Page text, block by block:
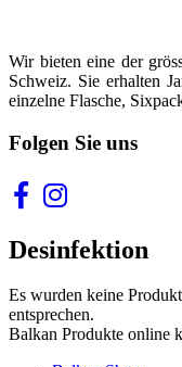
Wir bieten eine der
Schweiz. Sie erhalten
einzelne Flasche,
Folgen Sie uns
Desinfektion
Es wurden keine
entsprechen.
Balkan Produkte online